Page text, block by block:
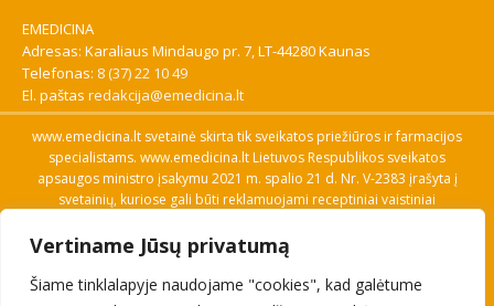
Vertiname Jūsų privatumą
Šiame tinklalapyje naudojame "cookies", kad galėtume
EMEDICINA
Adresas: Karaliaus Mindaugo pr. 7, LT-44280 Kaunas
Telefonas: 8 (37) 22 10 49
El. paštas redakcija@emedicina.lt
www.emedicina.lt svetainė skirta tik sveikatos priežiūros ir farmacijos
specialistams. www.emedicina.lt Lietuvos Respublikos sveikatos
apsaugos ministro įsakymu 2021 m. spalio 21 d. Nr. V-2383 įrašyta į
svetainių, kuriose gali būti reklamuojami receptiniai vaistiniai
savo profesinę kvalifikaciją. Naudingos nuorodos: Vaistų ir medicinos
pagalbos priemonių kainų paieška, VVKT tinklalapis, Sveikatos
priežiūros ar farmacijos specialisto pranešimo apie įtariamą